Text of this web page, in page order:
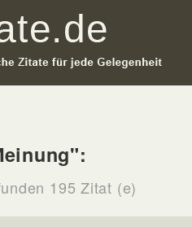
195 Zitat (e)